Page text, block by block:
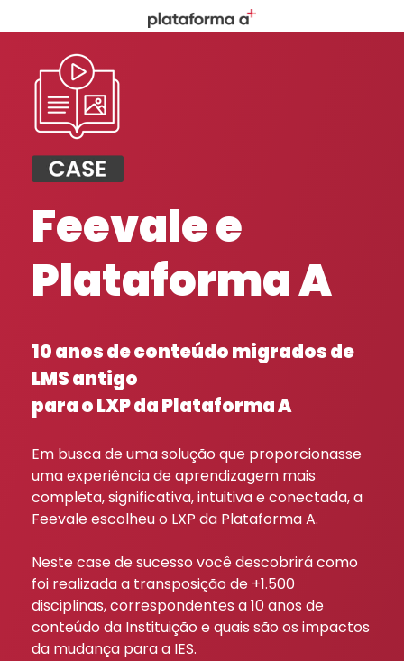
Feevale e
Plataforma A
10 anos de conteúdo migrados de
LMS antigo
para o LXP da Plataforma A
Em busca de uma solução que proporcionasse
uma experiência de aprendizagem mais
completa, significativa, intuitiva e conectada, a
Feevale escolheu o LXP da Plataforma A.
Neste case de sucesso você descobrirá como
foi realizada a transposição de +1.500
disciplinas, correspondentes a 10 anos de
conteúdo da Instituição e quais são os impactos
da mudança para a IES.